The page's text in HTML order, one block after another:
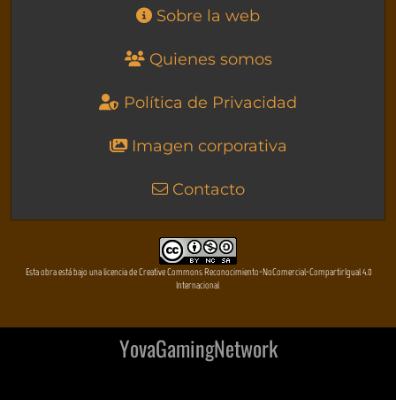
Sobre la web
Quienes somos
Política de Privacidad
Imagen corporativa
Contacto
Esta obra está bajo una licencia de Creative Commons Reconocimiento-NoComercial-CompartirIgual 4.0
Internacional
YovaGamingNetwork